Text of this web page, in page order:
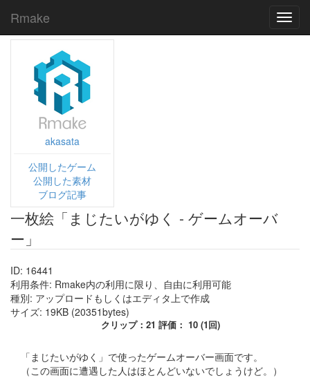
Rmake
akasata
公開したゲーム
公開した素材
ブログ記事
一枚絵「まじたいがゆく - ゲームオーバ
ー」
ID: 16441
利用条件: Rmake内の利用に限り、自由に利用可能
種別: アップロードもしくはエディタ上で作成
サイズ: 19KB (20351bytes)
クリップ：21 評価： 10 (1回)
「まじたいがゆく」で使ったゲームオーバー画面です。
（この画面に遭遇した人はほとんどいないでしょうけど。）